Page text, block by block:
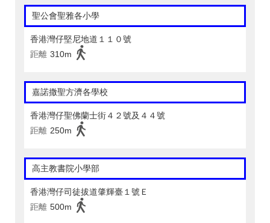
聖公會聖雅各小學
香港灣仔堅尼地道１１０號
距離 310m
嘉諾撒聖方濟各學校
香港灣仔聖佛蘭士街４２號及４４號
距離 250m
高主教書院小學部
香港灣仔司徒拔道肇輝臺１號Ｅ
距離 500m